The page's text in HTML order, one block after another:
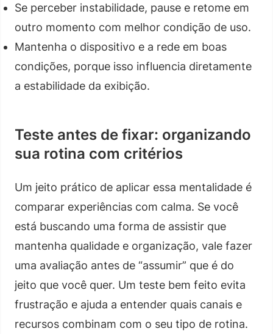
Se perceber instabilidade, pause e retome em
outro momento com melhor condição de uso.
Mantenha o dispositivo e a rede em boas
condições, porque isso influencia diretamente
a estabilidade da exibição.
Teste antes de fixar: organizando
sua rotina com critérios
Um jeito prático de aplicar essa mentalidade é
comparar experiências com calma. Se você
está buscando uma forma de assistir que
mantenha qualidade e organização, vale fazer
uma avaliação antes de “assumir” que é do
jeito que você quer. Um teste bem feito evita
frustração e ajuda a entender quais canais e
recursos combinam com o seu tipo de rotina.